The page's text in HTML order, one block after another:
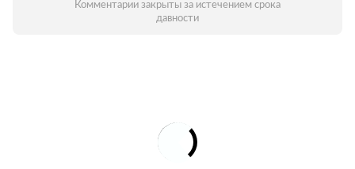
Комментарии закрыты за истечением срока
давности